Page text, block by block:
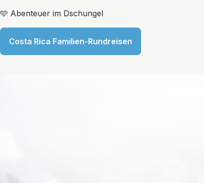
🩵 Abenteuer im Dschungel
Costa Rica Familien-Rundreisen